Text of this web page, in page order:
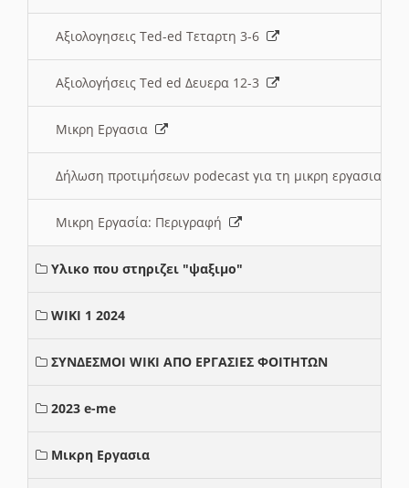
Αξιολογησεις Ted-ed Τεταρτη 3-6
Αξιολογήσεις Ted ed Δευερα 12-3
Μικρη Εργασια
Δήλωση προτιμήσεων podecast για τη μικρη εργασια
Μικρη Εργασία: Περιγραφή
Υλικο που στηριζει "ψαξιμο"
WIKI 1 2024
ΣΥΝΔΕΣΜΟΙ WIKI ΑΠΟ ΕΡΓΑΣΙΕΣ ΦΟΙΤΗΤΩΝ
2023 e-me
Μικρη Εργασια